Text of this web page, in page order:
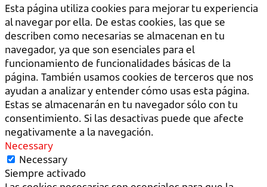
Esta página utiliza cookies para mejorar tu experiencia
al navegar por ella. De estas cookies, las que se
describen como necesarias se almacenan en tu
navegador, ya que son esenciales para el
funcionamiento de funcionalidades básicas de la
página. También usamos cookies de terceros que nos
ayudan a analizar y entender cómo usas esta página.
Estas se almacenarán en tu navegador sólo con tu
consentimiento. Si las desactivas puede que afecte
negativamente a la navegación.
Necessary
Necessary
Siempre activado